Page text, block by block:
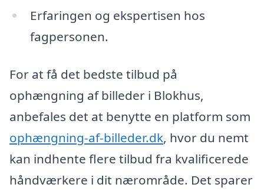
Erfaringen og ekspertisen hos
fagpersonen.
For at få det bedste tilbud på
ophængning af billeder i Blokhus,
anbefales det at benytte en platform som
ophængning-af-billeder.dk, hvor du nemt
kan indhente flere tilbud fra kvalificerede
håndværkere i dit nærområde. Det sparer